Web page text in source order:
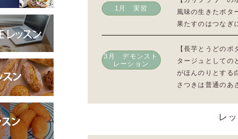
1月 実習
風味の生きたポタ
果たすのはつなぎ
3月 デモンスト
レーション
【長芋とうどの
タージュとしての
がほんのりとする
さつきは普通のあ
レ